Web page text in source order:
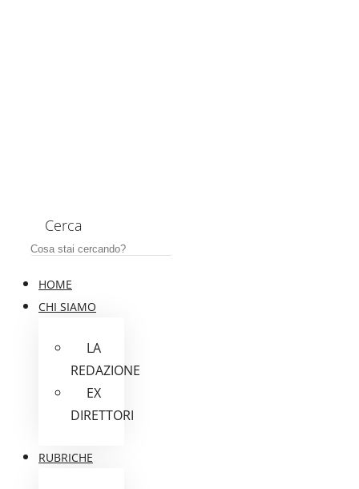
Cerca
HOME
CHI SIAMO
LA
REDAZIONE
EX
DIRETTORI
RUBRICHE